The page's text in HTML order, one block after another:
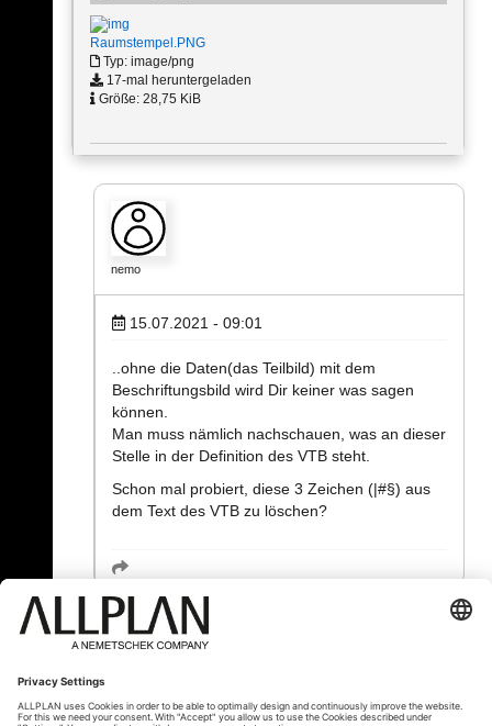
Raumstempel.PNG
Typ: image/png
17-mal heruntergeladen
Größe: 28,75 KiB
nemo
15.07.2021 - 09:01
..ohne die Daten(das Teilbild) mit dem
Beschriftungsbild wird Dir keiner was sagen
können.
Man muss nämlich nachschauen, was an dieser
Stelle in der Definition des VTB steht.
Schon mal probiert, diese 3 Zeichen (|#§) aus
dem Text des VTB zu löschen?
« Zurück